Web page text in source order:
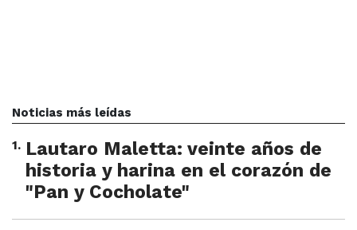
Noticias más leídas
1. Lautaro Maletta: veinte años de
historia y harina en el corazón de
"Pan y Cocholate"